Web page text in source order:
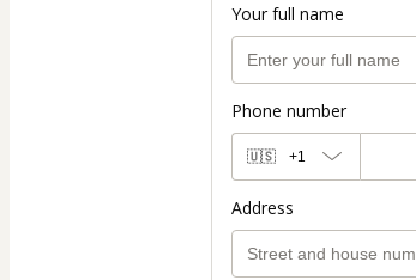
Your full name
Phone number
🇺🇸 +1
Address